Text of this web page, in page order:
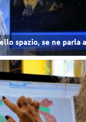
spazio, se ne parla